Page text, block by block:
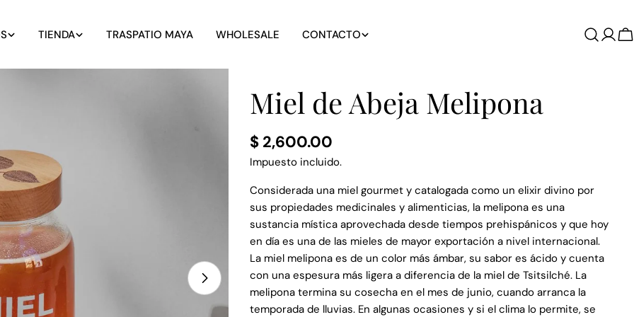
TIENDA TRASPATIO MAYA WHOLESALE CONTACTO
Abrir medios 1 en modal
Miel de Abeja Melipona
Precio
regular
$ 2,600.00
Impuesto incluido.
Considerada una miel gourmet y catalogada como un elixir divino por
sus propiedades medicinales y alimenticias, la melipona es una
sustancia mística aprovechada desde tiempos prehispánicos y que hoy
en día es una de las mieles de mayor exportación a nivel internacional.
La miel melipona es de un color más ámbar, su sabor es ácido y cuenta
con una espesura más ligera a diferencia de la miel de Tsitsilché. La
melipona termina su cosecha en el mes de junio, cuando arranca la
temporada de lluvias. En algunas ocasiones y si el clima lo permite, se